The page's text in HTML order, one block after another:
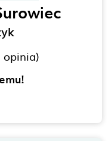
opinia)